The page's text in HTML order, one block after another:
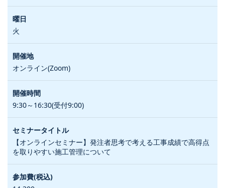
火
オンライン(Zoom)
9:30～16:30(受付9:00)
【オンラインセミナー】発注者思考で考える工事成績で高得点
を取りやすい施工管理について